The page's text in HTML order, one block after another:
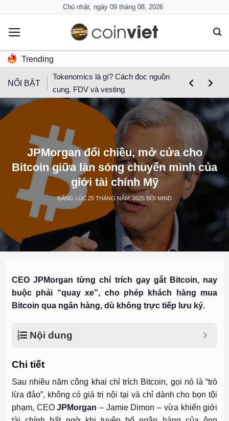
content
Chủ nhật, ngày 09 tháng 08, 2026
Trending
NỔI BẬT
Tokenomics là gì? Cách đọc nguồn
cung, FDV và vesting
JPMorgan đổi chiều, mở cửa cho
Bitcoin giữa làn sóng chuyển mình của
giới tài chính Mỹ
ĐĂNG LÚC 25 THÁNG NĂM, 2025 BỞI MIND
CEO JPMorgan từng chỉ trích gay gắt Bitcoin, nay
buộc phải “quay xe”, cho phép khách hàng mua
Bitcoin qua ngân hàng, dù không trực tiếp lưu ký.
Nội dung
Chi tiết
Sau nhiều năm công khai chỉ trích Bitcoin, gọi nó là “trò
lừa đảo”, không có giá trị nội tại và chỉ dành cho bọn tội
phạm, CEOJPMorgan – Jamie Dimon – vừa khiến giới